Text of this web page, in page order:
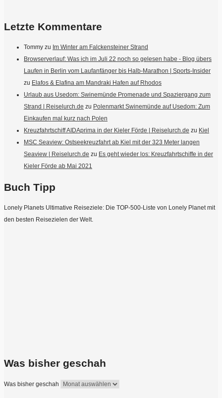
Letzte Kommentare
Tommy zu Im Winter am Falckensteiner Strand
Browserverlauf: Was ich im Juli 22 noch so gelesen habe - Blog übers
Laufen in Berlin vom Laufanfänger bis Halb-Marathon | Sports-Insider
zu Elafos & Elafina am Mandraki Hafen auf Rhodos
Urlaub aus Usedom: Swinemünde Promenade und Spaziergang zum
Strand | Reiselurch.de zu Polenmarkt Swinemünde auf Usedom: Zum
Einkaufen mal kurz nach Polen
Kreuzfahrtschiff AIDAprima in der Kieler Förde | Reiselurch.de zu Kiel
MSC Seaview: Ostseekreuzfahrt ab Kiel mit der 323 Meter langen
Seaview | Reiselurch.de zu Es geht wieder los: Kreuzfahrtschiffe in der
Kieler Förde ab Mai 2021
Buch Tipp
Lonely Planets Ultimative Reiseziele: Die TOP-500-Liste von Lonely Planet mit
den besten Reisezielen der Welt.
Was bisher geschah
Was bisher geschah